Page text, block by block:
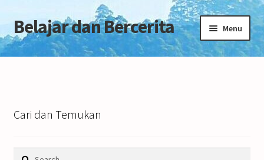
Skip
to
navigation
Skip
to
Belajar dan Bercerita Menu
Home
Cari dan Temukan
Search